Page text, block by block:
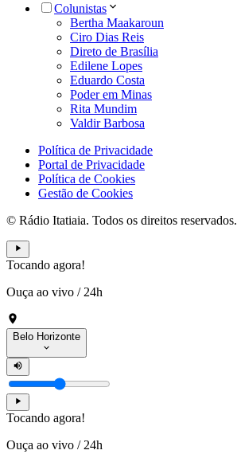
Colunistas
Bertha Maakaroun
Ciro Dias Reis
Direto de Brasília
Edilene Lopes
Eduardo Costa
Poder em Minas
Rita Mundim
Valdir Barbosa
Política de Privacidade
Portal de Privacidade
Política de Cookies
Gestão de Cookies
© Rádio Itatiaia. Todos os direitos reservados.
Tocando agora!
Ouça ao vivo / 24h
Belo Horizonte
Tocando agora!
Ouça ao vivo / 24h